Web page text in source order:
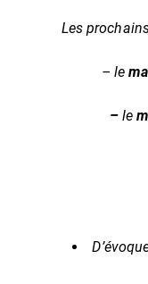
Les
– le
–le